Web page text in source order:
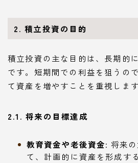
2. 積立投資の目的
積立投資の主な目的は、長期的
です。短期間での利益を狙うの
て資産を増やすことを重視します
2.1. 将来の目標達成
教育資金や老後資金: 将来
て、計画的に資産を形成す